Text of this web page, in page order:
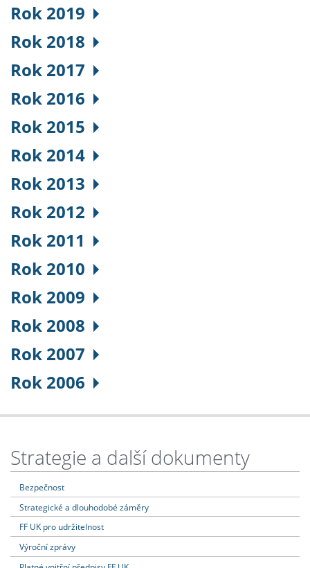
Rok 2019
Rok 2018
Rok 2017
Rok 2016
Rok 2015
Rok 2014
Rok 2013
Rok 2012
Rok 2011
Rok 2010
Rok 2009
Rok 2008
Rok 2007
Rok 2006
Strategie a další dokumenty
Bezpečnost
Strategické a dlouhodobé záměry
FF UK pro udržitelnost
Výroční zprávy